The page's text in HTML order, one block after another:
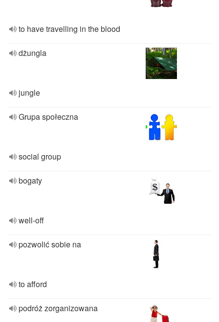
to have travelling in the blood
dżungla
jungle
Grupa społeczna
social group
bogaty
well-off
pozwolić sobie na
to afford
podróż zorganizowana